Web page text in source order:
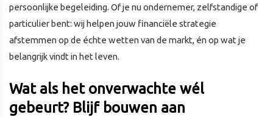
persoonlijke begeleiding. Of je nu ondernemer, zelfstandige of
particulier bent: wij helpen jouw financiële strategie
afstemmen op de échte wetten van de markt, én op wat je
belangrijk vindt in het leven.
Wat als het onverwachte wél
gebeurt? Blijf bouwen aan